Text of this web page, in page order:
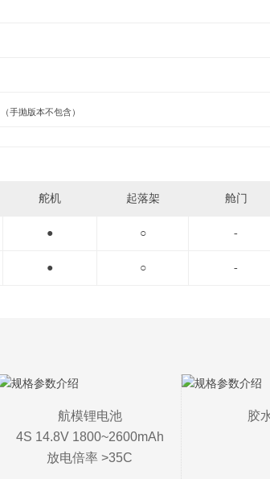
（手抛版本不包含）
舵机 起落架 舱门
● ○ -
● ○ -
航模锂电池
4S 14.8V 1800~2600mAh
放电倍率 >35C
胶